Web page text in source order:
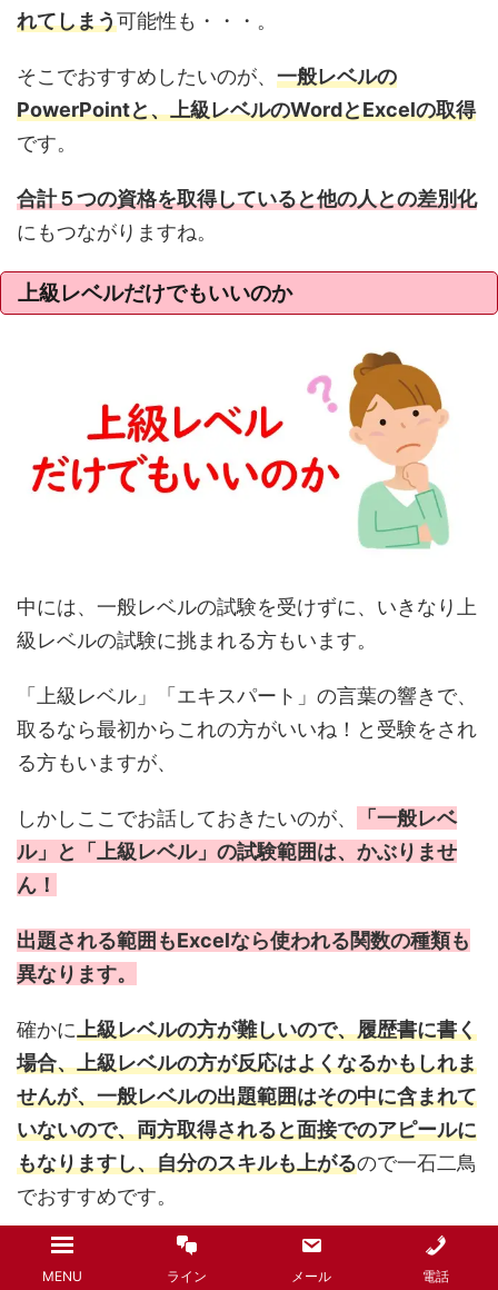
れてしまう可能性も・・・。
そこでおすすめしたいのが、 一般レベルの
PowerPointと、上級レベルのWordとExcelの取得
です。
合計５つの資格を取得していると他の人との差別化
にもつながりますね。
上級レベルだけでもいいのか
中には、一般レベルの試験を受けずに、いきなり上
級レベルの試験に挑まれる方もいます。
「上級レベル」「エキスパート」の言葉の響きで、
取るなら最初からこれの方がいいね！と受験をされ
る方もいますが、
しかしここでお話しておきたいのが、
「一般レベ
ル」と「上級レベル」の試験範囲は、かぶりませ
ん！
出題される範囲もExcelなら使われる関数の種類も
異なります。
確かに上級レベルの方が難しいので、履歴書に書く
場合、上級レベルの方が反応はよくなるかもしれま
せんが、一般レベルの出題範囲はその中に含まれて
いないので、両方取得されると面接でのアピールに
もなりますし、自分のスキルも上がるので一石二鳥
でおすすめです。
↓↓↓動画解説は下記をご覧ください↓↓↓
MENU ライン メール 電話